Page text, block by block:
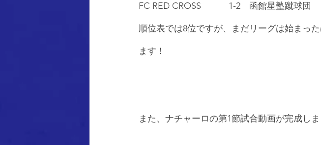
FC RED CROSS　　    1-2　函館星塾蹴球団
順位表では8位ですが、まだリーグは始まっ
ます！
また、ナチャーロの第1節試合動画が完成しま